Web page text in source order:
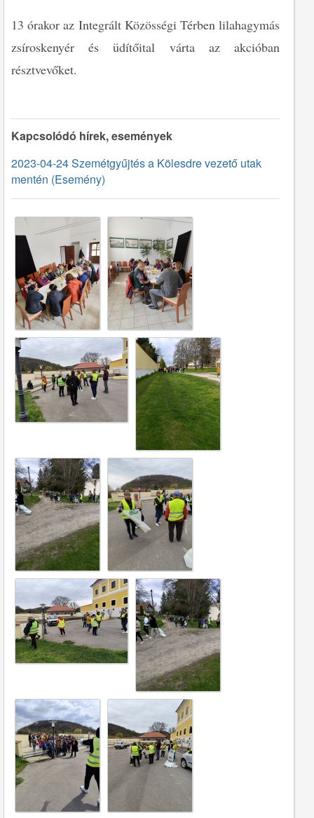
13 órakor az Integrált Közösségi Térben lilahagymás
zsíroskenyér és üdítőital várta az akcióban
résztvevőket.
Kapcsolódó hírek, események
2023-04-24 Szemétgyűjtés a Kölesdre vezető utak
mentén (Esemény)